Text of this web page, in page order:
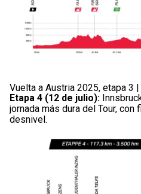
Vuelta a Austria 2025, etapa 3
Etapa 4 (12 de julio):
jornada más dura del Tour, con
desnivel.